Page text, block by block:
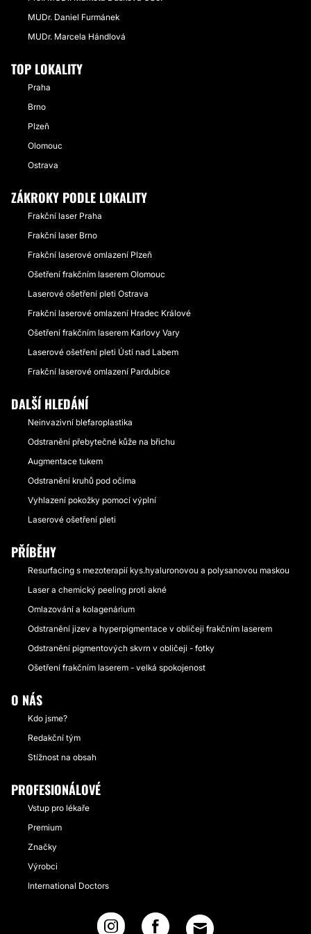
MUDr. Daniel Furmánek
MUDr. Marcela Hándlová
TOP LOKALITY
Praha
Brno
Plzeň
Olomouc
Ostrava
ZÁKROKY PODLE LOKALITY
Frakční laser Praha
Frakční laser Brno
Frakční laserové omlazení Plzeň
Ošetření frakčním laserem Olomouc
Laserové ošetření pleti Ostrava
Frakční laserové omlazení Hradec Králové
Ošetření frakčním laserem Karlovy Vary
Laserové ošetření pleti Ústí nad Labem
Frakční laserové omlazení Pardubice
DALŠÍ HLEDÁNÍ
Neinvazivní blefaroplastika
Odstranění přebytečné kůže na břichu
Augmentace tukem
Odstranění kruhů pod očima
Vyhlazení pokožky pomocí výplní
Laserové ošetření pleti
PŘÍBĚHY
Resurfacing s mezoterapií kys.hyaluronovou a polysanovou maskou
Laser a chemický peeling proti akné
Omlazování a kolagenárium
Odstranění jizev a hyperpigmentace v obličeji frakčním laserem
Odstranění pigmentových skvrn v obličeji - fotky
Ošetření frakčním laserem - velká spokojenost
O NÁS
Kdo jsme?
Redakční tým
Stížnost na obsah
PROFESIONÁLOVÉ
Vstup pro lékaře
Premium
Značky
Výrobci
International Doctors